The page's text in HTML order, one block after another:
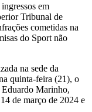
em
Tribunal de
cometidas na
do Sport não
na sede da
quinta-feira (21), o
Marinho,
de março de 2024 e